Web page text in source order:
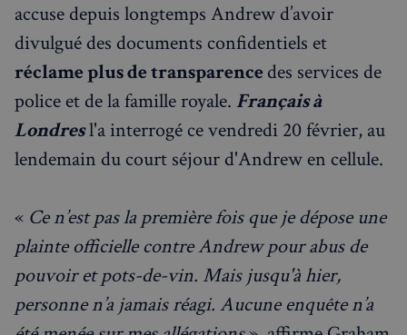
accuse depuis longtemps Andrew d’avoir
divulgué des documents confidentiels et
réclame plus de transparencedes services de
police et de la famille royale. Français à
Londresl'a interrogé ce vendredi 20 février, au
lendemain du court séjour d'Andrew en cellule.
« Ce n’est pas la première fois que je dépose une
plainte officielle contre Andrew pour abus de
pouvoir et pots-de-vin. Mais jusqu'à hier,
personne n’a jamais réagi. Aucune enquête n’a